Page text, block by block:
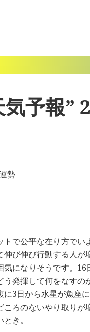
予報”
勢
で公平な在り方で
び伸び行動する人
になりそうです。
発揮して何をなす
3日から水星が魚座
ろのないやり取り
き。